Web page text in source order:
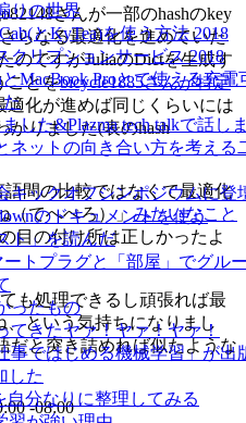
りの世界
とKyTea)を使う方法 2018
クリプションサービス 2018
とMacBook Proとで使える充
た
ました&Plazma tech talkで話し
ネットの向き合い方を考える
キックオフシンポジウムに登
のドキュメントを使う
ト」を読んだ
ートプラグと「部屋」でグル
ったもの
てきたヤァ！ヤァ！ヤァ！
事ではじめる機械学習」が出
した
自分なりに整理してみる
さんが一部のhashのkey
らなる最適化を進めていた
のですがJuliaのDictを生成す
ことをbicycle1885さんが特定
適化が進めば同じくらいには
かりました(表のhash
間の比較ではなくて最適化
（てへぺろ）」みたいなこと
目の付け所は正しかったよ
も処理できるし頑張れば最
、という気持ちになりまし
だと突き詰めれば似たような
-08:00